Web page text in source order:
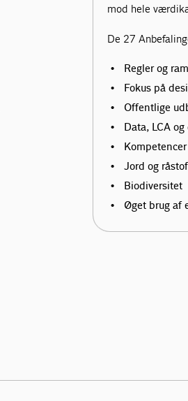
mod hele
De 27
Regler og
Fokus på
Offentlige
Data, LCA
Jord og
Biodiversitet
Øget brug af